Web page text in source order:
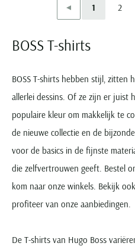
Vorige
1 2
BOSS T-shirts
BOSS T-shirts hebben stijl, zitten
allerlei dessins. Of ze zijn er juist
populaire kleur om makkelijk te
de nieuwe collectie en de
voor de basics in de fijnste
die zelfvertrouwen geeft. Bestel
kom naar onze winkels. Bekijk ook
profiteer van onze aanbiedingen.
De T-shirts van Hugo Boss